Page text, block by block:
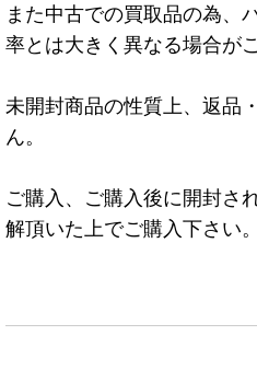
また中古での買取品の為、
率とは大きく異なる場合が
未開封商品の性質上、返品
ん。
ご購入、ご購入後に開封さ
解頂いた上でご購入下さい。